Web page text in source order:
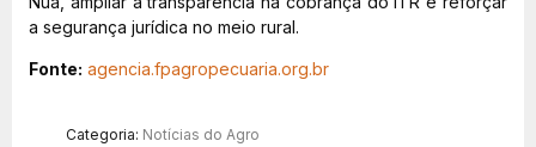
a segurança jurídica no meio rural.
Fonte: agencia.fpagropecuaria.org.br
Categoria: Notícias do Agro